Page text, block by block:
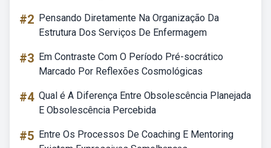
#2 Pensando Diretamente Na Organização Da
Estrutura Dos Serviços De Enfermagem
#3 Em Contraste Com O Período Pré-socrático
Marcado Por Reflexões Cosmológicas
#4 Qual é A Diferença Entre Obsolescência Planejada
E Obsolescência Percebida
#5 Entre Os Processos De Coaching E Mentoring